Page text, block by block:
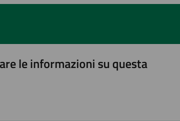
le informazioni su questa